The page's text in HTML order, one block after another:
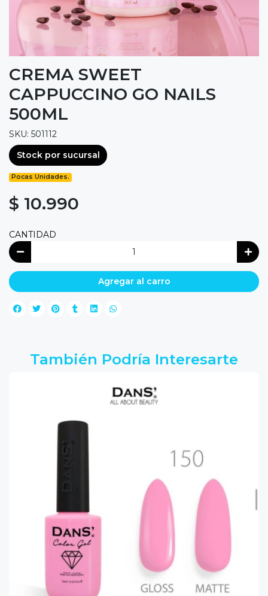
CREMA SWEET
CAPPUCCINO GO NAILS
500ML
SKU: 501112
Stock por sucursal
Pocas Unidades.
$ 10.990
CANTIDAD
Agregar al carro
También Podría Interesarte